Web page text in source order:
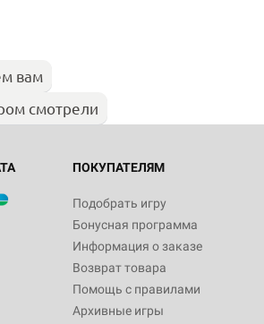
вам
смотрели
ПОКУПАТЕЛЯМ
Подобрать игру
Бонусная программа
Информация о заказе
Возврат товара
Помощь с правилами
Архивные игры